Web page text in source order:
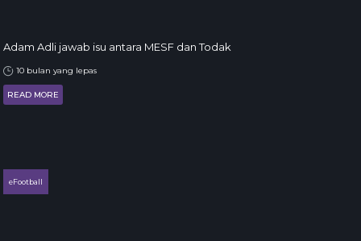
Adam Adli jawab isu antara MESF dan Todak
10 bulan yang lepas
READ MORE
eFootball